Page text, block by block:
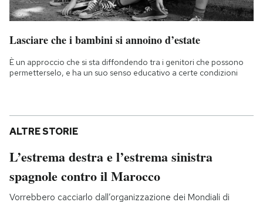
Lasciare che i bambini si annoino d’estate
È un approccio che si sta diffondendo tra i genitori che possono
permetterselo, e ha un suo senso educativo a certe condizioni
ALTRE STORIE
L’estrema destra e l’estrema sinistra
spagnole contro il Marocco
Vorrebbero cacciarlo dall’organizzazione dei Mondiali di